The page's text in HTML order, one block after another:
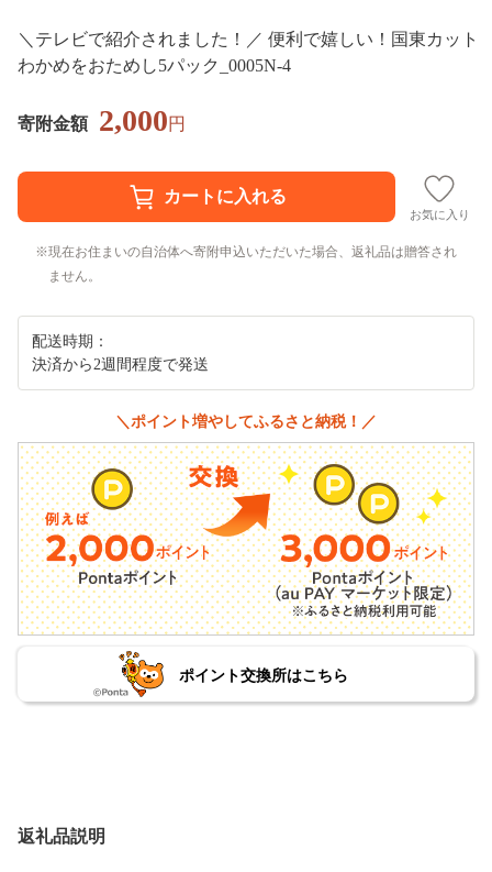
＼テレビで紹介されました！／ 便利で嬉しい！国東カット
わかめをおためし5パック_0005N-4
寄附金額 2,000円
お気に入り
現在お住まいの自治体へ寄附申込いただいた場合、返礼品は贈答され
ません。
配送時期：
決済から2週間程度で発送
＼ポイント増やしてふるさと納税！／
ポイント交換所はこちら
返礼品説明